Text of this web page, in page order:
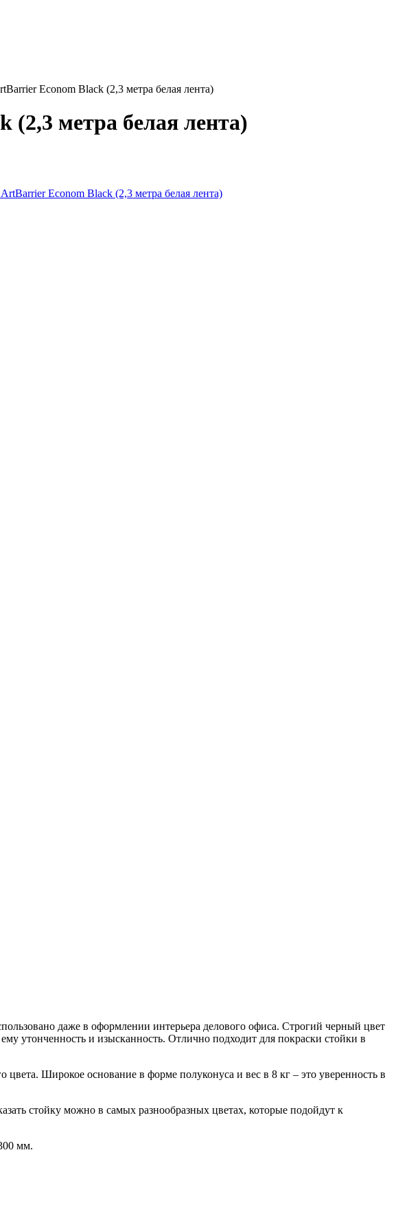
Econom Black (2,3 метра белая лента)
метра белая лента)
даже в оформлении интерьера делового офиса. Строгий черный цвет
утонченность и изысканность. Отлично подходит для покраски стойки в
Широкое основание в форме полуконуса и вес в 8 кг – это уверенность в
стойку можно в самых разнообразных цветах, которые подойдут к
мм.